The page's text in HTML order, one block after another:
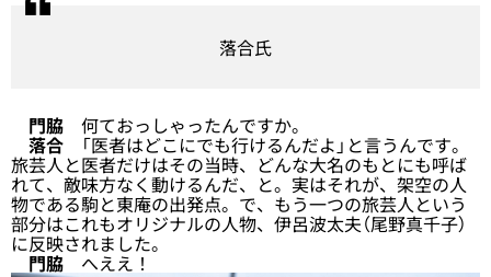
落合氏
門脇 何ておっしゃったんですか。
落合 「医者はどこにでも行けるんだよ」と言うんです。
旅芸人と医者だけはその当時、どんな大名のもとにも呼ば
れて、敵味方なく動けるんだ、と。実はそれが、架空の人
物である駒と東庵の出発点。で、もう一つの旅芸人という
部分はこれもオリジナルの人物、伊呂波太夫（尾野真千子）
に反映されました。
門脇 へええ！